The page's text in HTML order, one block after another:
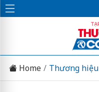
Home Thương hiệu